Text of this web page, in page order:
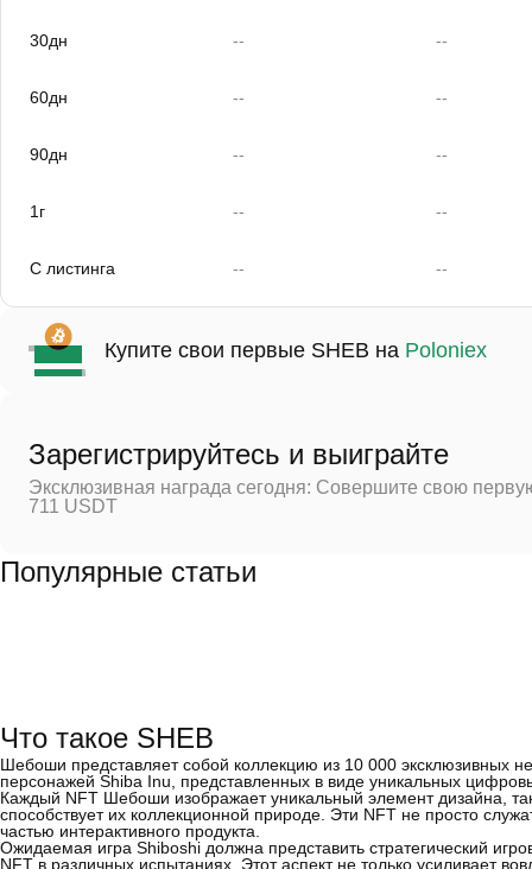
30дн -- --
60дн -- --
90дн -- --
1г -- --
С листинга -- --
Купите свои первые SHEB на Poloniex
Зарегистрируйтесь и выиграйте
Эксклюзивная награда сегодня: Совершите свою
711 USDT
Популярные статьи
Что такое SHEB
Шебоши представляет собой коллекцию из 10 000 эксклюзивных
персонажей Shiba Inu, представленных в виде уникальных
Каждый NFT Шебоши изображает уникальный элемент дизайна,
способствует их коллекционной природе. Эти NFT не просто
частью интерактивного продукта.
Ожидаемая игра Shiboshi должна представить стратегический
NFT в различных испытаниях. Этот аспект не только усиливает